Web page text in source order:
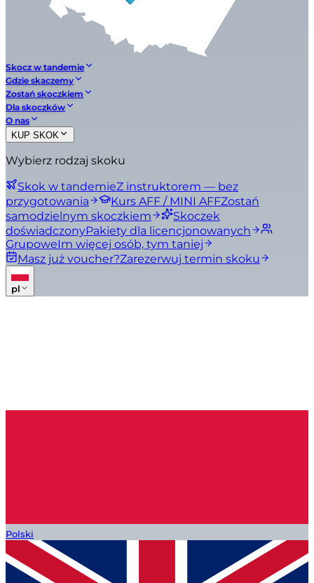
Skocz w tandemie
Gdzie skaczemy
Zostań skoczkiem
Dla skoczków
O nas
KUP SKOK
Wybierz rodzaj skoku
Skok w tandemieZ instruktorem — bez
przygotowania
Kurs AFF / MINI AFFZostań
samodzielnym skoczkiem
Skoczek
doświadczonyPakiety dla licencjonowanych
GrupoweIm więcej osób, tym taniej
Masz już voucher?Zarezerwuj termin skoku
pl
Polski